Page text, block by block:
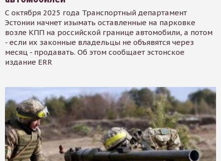
С октября 2025 года Транспортный департамент
Эстонии начнет изымать оставленные на парковке
возле КПП на российской границе автомобили, а потом
- если их законные владельцы не объявятся через
месяц - продавать. Об этом сообщает эстонское
издание ERR